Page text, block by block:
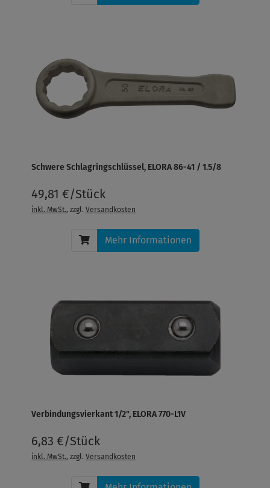
Schwere Schlagringschlüssel, ELORA 86-41 / 1.5/8
49,81 €/Stück
inkl. MwSt., zzgl.Versandkosten
Mehr Informationen
Verbindungsvierkant 1/2", ELORA 770-L1V
6,83 €/Stück
inkl. MwSt., zzgl.Versandkosten